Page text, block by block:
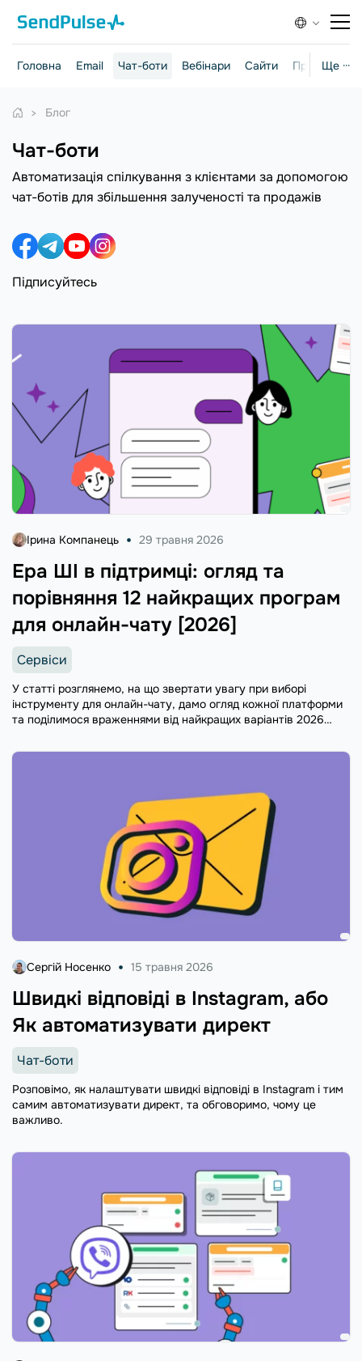
Ще ···
Головна Email Чат-боти Вебінари Сайти Практичні
Блог
Чат-боти
Автоматизація спілкування з клієнтами за допомогою
чат-ботів для збільшення залученості та продажів
Підписуйтесь
Ера ШІ в підтримці: огляд та
порівняння 12 найкращих програм
для онлайн-чату [2026]
Ірина Компанець 29 травня 2026
Сервіси
У статті розглянемо, на що звертати увагу при виборі
інструменту для онлайн-чату, дамо огляд кожної платформи
та поділимося враженнями від найкращих варіантів 2026
Швидкі відповіді в Instagram, або
Як автоматизувати директ
Сергій Носенко 15 травня 2026
Чат-боти
Розповімо, як налаштувати швидкі відповіді в Instagram і тим
самим автоматизувати директ, та обговоримо, чому це
важливо.